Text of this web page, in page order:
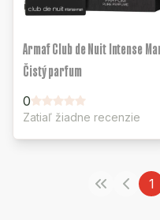
Armaf Club de Nuit Intense
Čistý parfum
0
Zatiaľ žiadne recenzie
1